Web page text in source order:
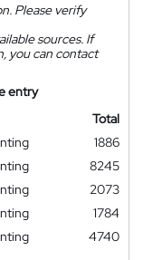
Please verify
sources. If
you can contact
entry
Total
1886
8245
2073
1784
4740